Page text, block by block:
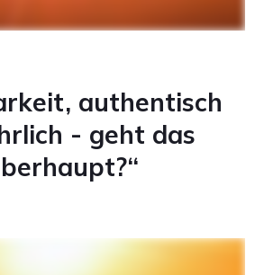
authentisch
- geht das
?“